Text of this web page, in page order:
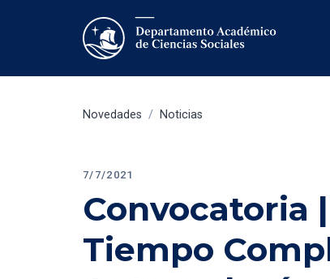
Novedades / Noticias
7/7/2021
Convocatoria
Tiempo